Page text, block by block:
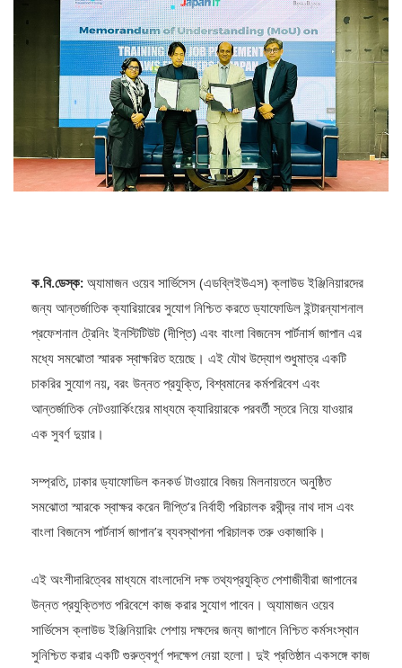
ক.বি.ডেস্ক: অ্যামাজন ওয়েব সার্ভিসেস (এডব্লিইউএস) ক্লাউড ইঞ্জিনিয়ারদের
জন্য আন্তর্জাতিক ক্যারিয়ারের সুযোগ নিশ্চিত করতে ড্যাফোডিল ইন্টারন্যাশনাল
প্রফেশনাল ট্রেনিং ইনস্টিটিউট (দীপ্তি) এবং বাংলা বিজনেস পার্টনার্স জাপান এর
মধ্যে সমঝোতা স্মারক স্বাক্ষরিত হয়েছে। এই যৌথ উদ্যোগ শুধুমাত্র একটি
চাকরির সুযোগ নয়, বরং উন্নত প্রযুক্তি, বিশ্বমানের কর্মপরিবেশ এবং
আন্তর্জাতিক নেটওয়ার্কিংয়ের মাধ্যমে ক্যারিয়ারকে পরবর্তী স্তরে নিয়ে যাওয়ার
এক সুবর্ণ দুয়ার।
সম্প্রতি, ঢাকার ড্যাফোডিল কনকর্ড টাওয়ারে বিজয় মিলনায়তনে অনুষ্ঠিত
সমঝোতা স্মারকে স্বাক্ষর করেন দীপ্তি’র নির্বাহী পরিচালক রথীন্দ্র নাথ দাস এবং
বাংলা বিজনেস পার্টনার্স জাপান’র ব্যবস্থাপনা পরিচালক তরু ওকাজাকি।
এই অংশীদারিত্বের মাধ্যমে বাংলাদেশি দক্ষ তথ্যপ্রযুক্তি পেশাজীবীরা জাপানের
উন্নত প্রযুক্তিগত পরিবেশে কাজ করার সুযোগ পাবেন। অ্যামাজন ওয়েব
সার্ভিসেস ক্লাউড ইঞ্জিনিয়ারিং পেশায় দক্ষদের জন্য জাপানে নিশ্চিত কর্মসংস্থান
সুনিশ্চিত করার একটি গুরুত্বপূর্ণ পদক্ষেপ নেয়া হলো। দুই প্রতিষ্ঠান একসঙ্গে কাজ